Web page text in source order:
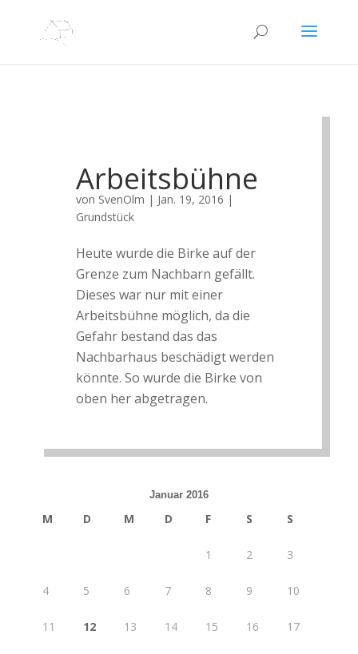
Arbeitsbühne
von SvenOlm | Jan. 19, 2016 |
Grundstück
Heute wurde die Birke auf der
Grenze zum Nachbarn gefällt.
Dieses war nur mit einer
Arbeitsbühne möglich, da die
Gefahr bestand das das
Nachbarhaus beschädigt werden
könnte. So wurde die Birke von
oben her abgetragen.
Januar 2016
M D M D F S S
1 2 3
4 5 6 7 8 9 10
11 12 13 14 15 16 17